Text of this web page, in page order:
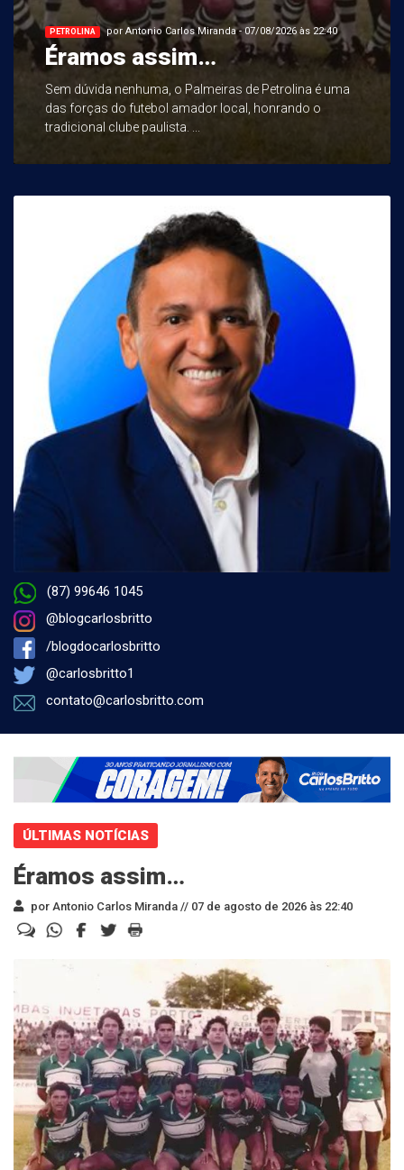
PETROLINA por Antonio Carlos Miranda - 07/08/2026 às 22:40
Éramos assim…
Sem dúvida nenhuma, o Palmeiras de Petrolina é uma
das forças do futebol amador local, honrando o
tradicional clube paulista. ...
(87) 99646 1045
@blogcarlosbritto
/blogdocarlosbritto
@carlosbritto1
contato@carlosbritto.com
ÚLTIMAS NOTÍCIAS
Éramos assim…
por Antonio Carlos Miranda // 07 de agosto de 2026 às 22:40